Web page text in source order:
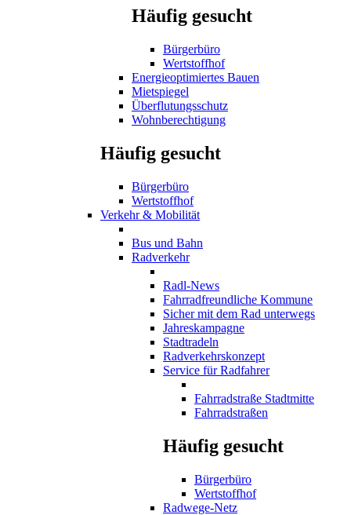
Häufig gesucht
Bürgerbüro
Wertstoffhof
Energieoptimiertes Bauen
Mietspiegel
Überflutungsschutz
Wohnberechtigung
Häufig gesucht
Bürgerbüro
Wertstoffhof
Verkehr & Mobilität
Bus und Bahn
Radverkehr
Radl-News
Fahrradfreundliche Kommune
Sicher mit dem Rad unterwegs
Jahreskampagne
Stadtradeln
Radverkehrskonzept
Service für Radfahrer
Fahrradstraße Stadtmitte
Fahrradstraßen
Häufig gesucht
Bürgerbüro
Wertstoffhof
Radwege-Netz